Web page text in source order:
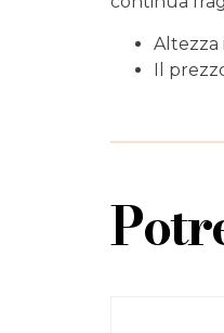
Altezza
Il